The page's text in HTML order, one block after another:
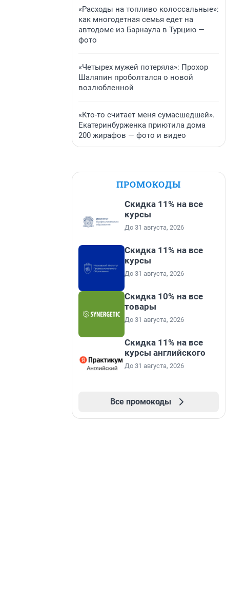
«Расходы на топливо колоссальные»:
как многодетная семья едет на
автодоме из Барнаула в Турцию —
фото
«Четырех мужей потеряла»: Прохор
Шаляпин проболтался о новой
возлюбленной
«Кто-то считает меня сумасшедшей».
Екатеринбурженка приютила дома
200 жирафов — фото и видео
ПРОМОКОДЫ
Скидка 11% на все
курсы
До 31 августа, 2026
Скидка 11% на все
курсы
До 31 августа, 2026
Скидка 10% на все
товары
До 31 августа, 2026
Скидка 11% на все
курсы английского
До 31 августа, 2026
Все промокоды